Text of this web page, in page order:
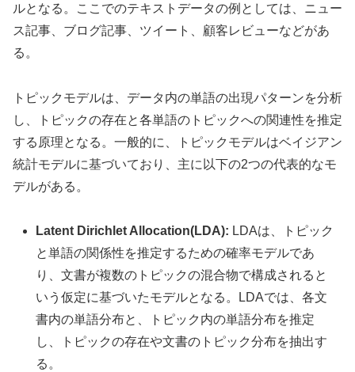
ルとなる。ここでのテキストデータの例としては、ニュー
ス記事、ブログ記事、ツイート、顧客レビューなどがあ
る。
トピックモデルは、データ内の単語の出現パターンを分析
し、トピックの存在と各単語のトピックへの関連性を推定
する原理となる。一般的に、トピックモデルはベイジアン
統計モデルに基づいており、主に以下の2つの代表的なモ
デルがある。
Latent Dirichlet Allocation(LDA): LDAは、トピック
と単語の関係性を推定するための確率モデルであ
り、文書が複数のトピックの混合物で構成されると
いう仮定に基づいたモデルとなる。LDAでは、各文
書内の単語分布と、トピック内の単語分布を推定
し、トピックの存在や文書のトピック分布を抽出す
る。